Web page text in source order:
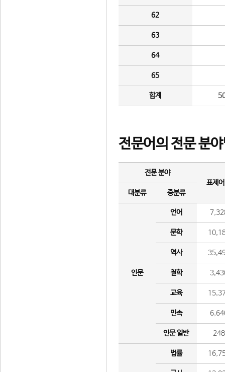
62
63
64
65
합계
전문어의 전문 분
전문 분야
표제
대분류
중분류
인문
언어
문학
역사
철학
교육
민속
인문 일반 248
법률